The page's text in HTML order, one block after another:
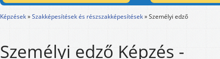
Képzések»Szakképesítések és részszakképesítések»Személyi edző
Személyi edző Képzés -